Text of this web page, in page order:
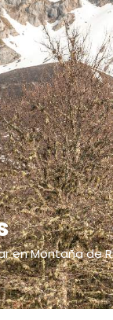
en Montaña de